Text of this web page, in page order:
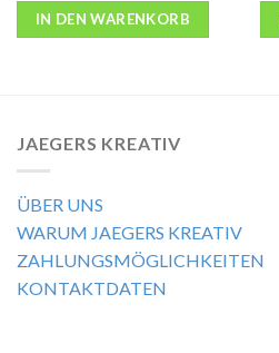
IN DEN WARENKORB
JAEGERS KREATIV
ÜBER UNS
WARUM JAEGERS KREATIV
ZAHLUNGSMÖGLICHKEITEN
KONTAKTDATEN